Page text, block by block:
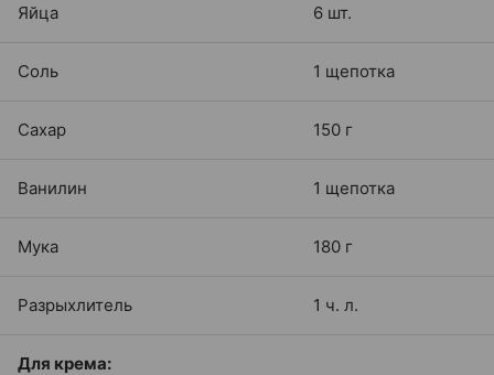
Яйца 6 шт.
Соль 1 щепотка
Сахар 150 г
Ванилин 1 щепотка
Мука 180 г
Разрыхлитель 1 ч. л.
Для крема: